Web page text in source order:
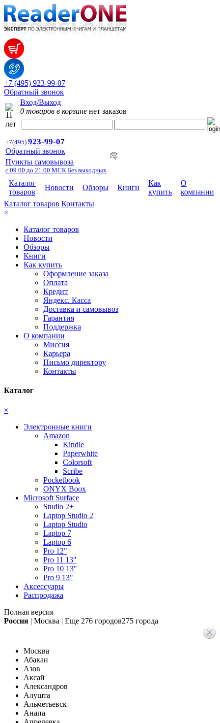
+7 (495) 923-99-07
Обратный звонок
Вход/Выход
0 товаров в корзине нет заказов
+7(495) 923-99-07
Обратный звонок
Пункты самовывоза
с 09.00 до 21.00 МСК Без выходных
Каталог
товаров
Новости Обзоры Книги
Как
купить
О
компании
Каталог товаров Контакты
×
Каталог товаров
Новости
Обзоры
Книги
Как купить
Оформление заказа
Оплата
Кредит
Яндекс. Касса
Доставка и самовывоз
Гарантия
Поддержка
О компании
Миссия
Карьера
Письмо директору
Контакты
Каталог
×
Электронные книги
Amazon
Kindle
Paperwhite
Colorsoft
Scribe
Pocketbook
ONYX Boox
Microsoft Surface
Studio 2+
Laptop Studio 2
Laptop Studio
Laptop 7
Laptop 6
Pro 12"
Pro 11 13"
Pro 10 13"
Pro 9 13"
Аксессуары
Распродажа
Полная версия
Россия | Москва | Еще 276 городов275 города
Москва
Абакан
Азов
Аксай
Александров
Алушта
Альметьевск
Анапа